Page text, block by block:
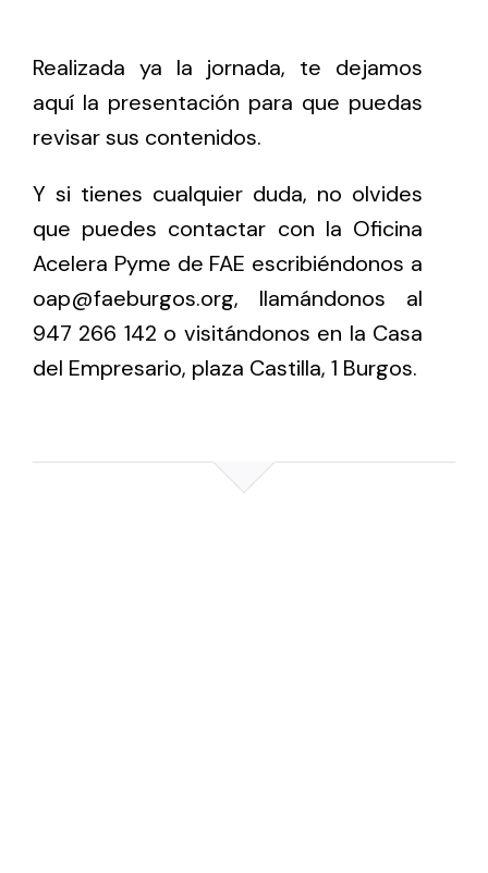
Realizada ya la jornada, te dejamos
aquí la presentación para que puedas
revisar sus contenidos.
Y si tienes cualquier duda, no olvides
que puedes contactar con la Oficina
Acelera Pyme de FAE escribiéndonos a
oap@faeburgos.org, llamándonos al
947 266 142 o visitándonos en la Casa
del Empresario, plaza Castilla, 1 Burgos.